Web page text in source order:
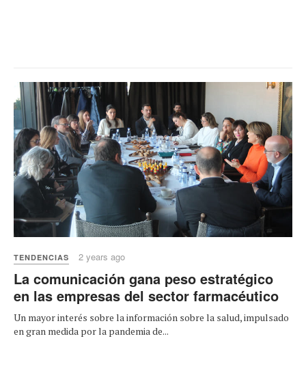
TENDENCIAS 2 years ago
La comunicación gana peso estratégico
en las empresas del sector farmacéutico
Un mayor interés sobre la información sobre la salud, impulsado
en gran medida por la pandemia de...